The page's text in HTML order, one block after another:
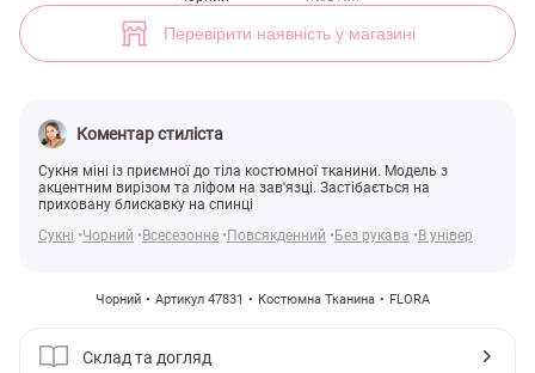
Перевірити наявність у магазині
Коментар стиліста
Сукня міні із приємної до тіла костюмної тканини. Модель з
акцентним вирізом та ліфом на зав'язці. Застібається на
приховану блискавку на спинці
Сукні
Чорний Всесезонне Повсякденний Без рукава В універ
Чорний Артикул 47831 Костюмна Тканина FLORA
Склад та догляд